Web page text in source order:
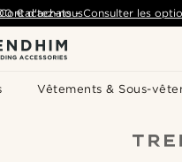
Vêtements & Sous-
€ d'achats- Consulter les
Contactez-nous